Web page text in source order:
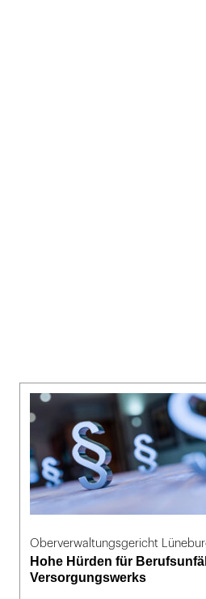
Oberverwaltungsgericht
Hohe Hürden für
Versorgungswerks